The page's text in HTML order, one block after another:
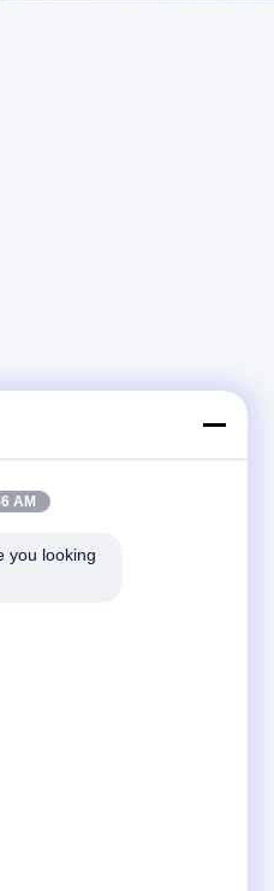
AM
you looking